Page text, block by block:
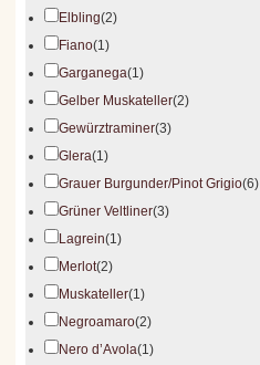
Elbling(2)
Fiano(1)
Garganega(1)
Gelber Muskateller(2)
Gewürztraminer(3)
Glera(1)
Grauer Burgunder/Pinot Grigio(6)
Grüner Veltliner(3)
Lagrein(1)
Merlot(2)
Muskateller(1)
Negroamaro(2)
Nero d’Avola(1)